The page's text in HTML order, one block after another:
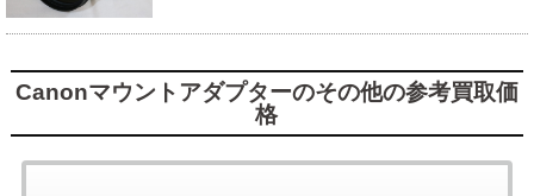
Canonマウントアダプターのその他の参考買取価
格